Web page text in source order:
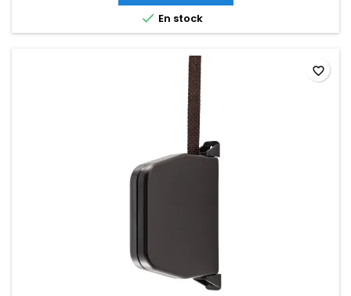
 En stock
favorite_border